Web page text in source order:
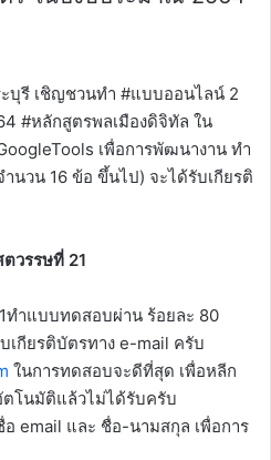
บุรี เชิญชวนทำ #แบบออนไลน์ 2
#หลักสูตรพลเมืองดิจิทัล ใน
เพื่อการพัฒนางาน ทำ
นวน 16 ข้อ ขึ้นไป) จะได้รับเกียรติ
วรรษที่ 21
ทำแบบทดสอบผ่าน ร้อยละ 80
เกียรติบัตรทาง e-mail ครับ
ในการทดสอบจะดีที่สุด เพื่อหลีก
ตโนมัติแล้วไม่ได้รับครับ
email และ ชื่อ-นามสกุล เพื่อการ